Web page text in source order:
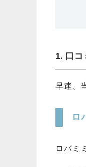
1. 口コ
早速、
ロ
ロバミ